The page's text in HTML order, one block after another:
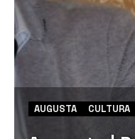
AUGUSTA CULTURA